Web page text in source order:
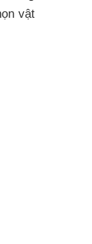
vật